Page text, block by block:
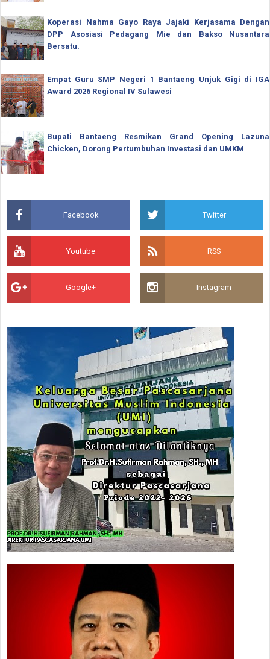
Koperasi Nahma Gayo Raya Jajaki Kerjasama Dengan
DPP Asosiasi Pedagang Mie dan Bakso Nusantara
Bersatu.
Empat Guru SMP Negeri 1 Bantaeng Unjuk Gigi di IGA
Award 2026 Regional IV Sulawesi
Bupati Bantaeng Resmikan Grand Opening Lazuna
Chicken, Dorong Pertumbuhan Investasi dan UMKM
Facebook Twitter
Youtube RSS
Google+ Instagram